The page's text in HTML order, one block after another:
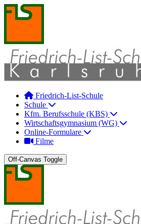
Friedrich-List-Schule
Schule
Kfm. Berufsschule (KBS)
Wirtschaftsgymnasium (WG)
Online-Formulare
Filme
Off-Canvas Toggle